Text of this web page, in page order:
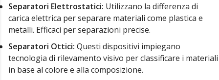
Separatori Elettrostatici: Utilizzano la differenza di
carica elettrica per separare materiali come plastica e
metalli. Efficaci per separazioni precise.
Separatori Ottici: Questi dispositivi impiegano
tecnologia di rilevamento visivo per classificare i materiali
in base al colore e alla composizione.